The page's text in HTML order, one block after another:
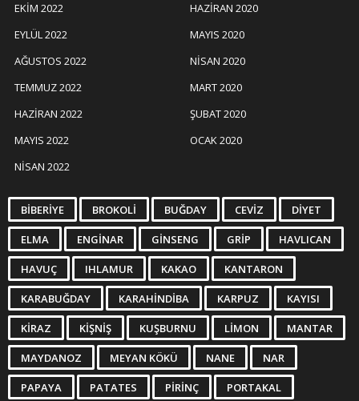
EKIM 2022
EYLÜL 2022
AĞUSTOS 2022
TEMMUZ 2022
HAZIRAN 2022
MAYIS 2022
NISAN 2022
HAZIRAN 2020
MAYIS 2020
NISAN 2020
MART 2020
ŞUBAT 2020
OCAK 2020
BIBERIYE BROKOLI BUĞDAY CEVIZ DIYET
ELMA ENGINAR GINSENG GRIP HAVLICAN
HAVUÇ IHLAMUR KAKAO KANTARON
KARABUĞDAY KARAHINDIBA KARPUZ KAYISI
KIRAZ KIŞNIŞ KUŞBURNU LIMON MANTAR
MAYDANOZ MEYAN KÖKÜ NANE NAR
PAPAYA PATATES PIRINÇ PORTAKAL